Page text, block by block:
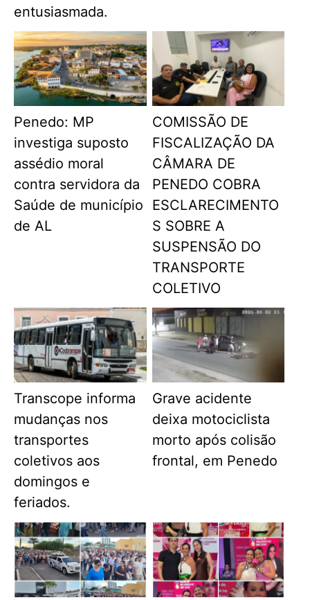
entusiasmada.
Penedo: MP
investiga suposto
assédio moral
contra servidora da
Saúde de município
de AL
COMISSÃO DE
FISCALIZAÇÃO DA
CÂMARA DE
PENEDO COBRA
ESCLARECIMENTO
S SOBRE A
SUSPENSÃO DO
TRANSPORTE
COLETIVO
Transcope informa
mudanças nos
transportes
coletivos aos
domingos e
feriados.
Grave acidente
deixa motociclista
morto após colisão
frontal, em Penedo